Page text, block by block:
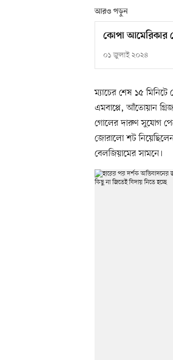
আরও পড়ুন
কোপা আমেরিকার
০১ জুলাই ২০২৪
ম্যাচের শেষ ১৫
এমবাপ্পে, আঁতোয়ান
গোলের দারুণ সুযোগ
জোরালো শট নিয়েছিলেন
বেলজিয়ামের সামনে।